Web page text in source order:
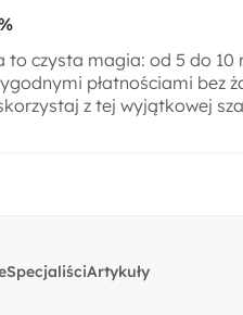
to czysta magia: od 5 do
płatnościami bez
z tej wyjątkowej
SpecjaliściArtykuły